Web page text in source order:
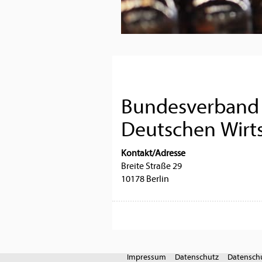
Deutschen
Kontakt/Adresse
Breite Straße 29
10178 Berlin
Impressum Datenschutz